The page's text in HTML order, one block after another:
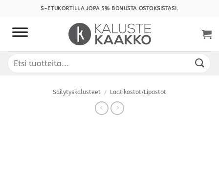
content
S-ETUKORTILLA JOPA 5% BONUSTA OSTOKSISTASI.
Etsi:
Säilytyskalusteet / Laatikostot/Lipastot